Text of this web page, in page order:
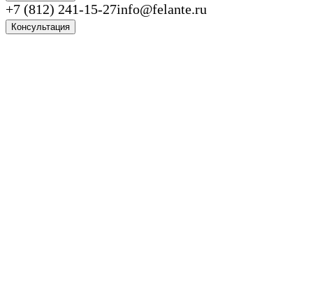
+7 (812) 241-15-27info@felante.ru
Консультация